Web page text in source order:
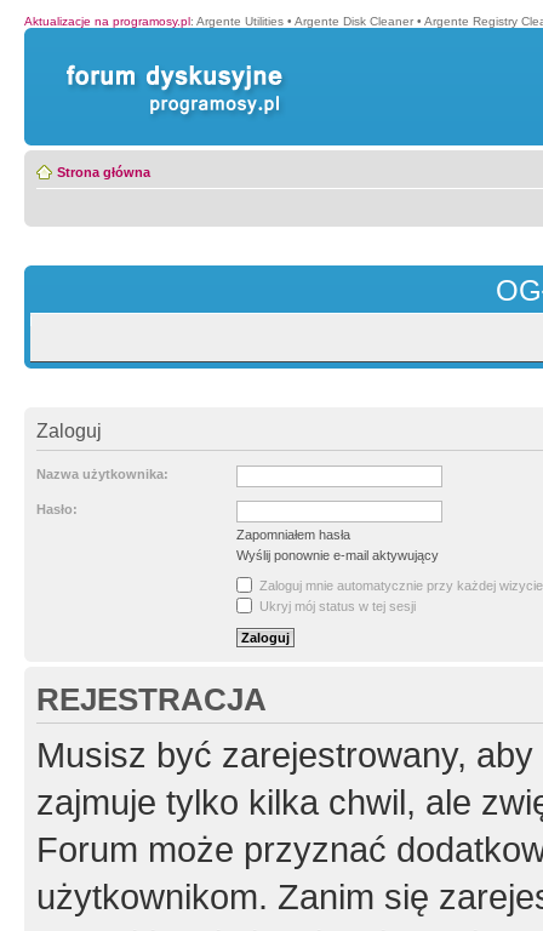
Aktualizacje na programosy.pl: Argente Utilities • Argente Disk Cleaner • Argente Registry
Strona główna
Zaloguj
Nazwa użytkownika:
Hasło:
Zapomniałem hasła
Wyślij ponownie e-mail aktywujący
Zaloguj mnie automatycznie przy każdej wizycie
Ukryj mój status w tej sesji
REJESTRACJA
Musisz być zarejestrowany,
zajmuje tylko kilka chwil, ale
Forum może przyznać
użytkownikom. Zanim się